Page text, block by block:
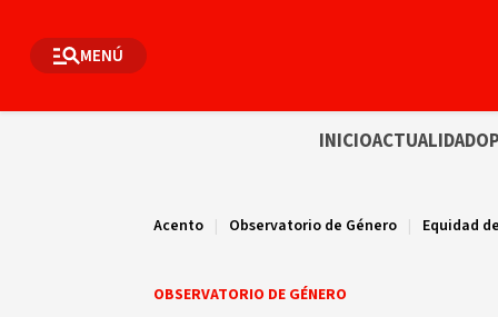
MENÚ
INICIOACTUALIDAD
Acento | Observatorio de Género | Equidad
OBSERVATORIO DE GÉNERO